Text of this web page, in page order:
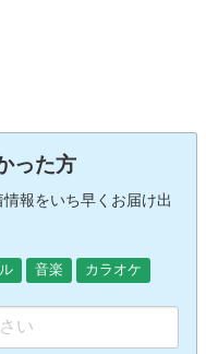
った方
報をいち早くお届け出
音楽 カラオケ